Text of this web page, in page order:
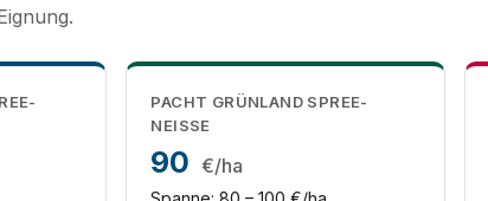
PACHT GRÜNLAND SPREE-
NEISSE
90 €/ha